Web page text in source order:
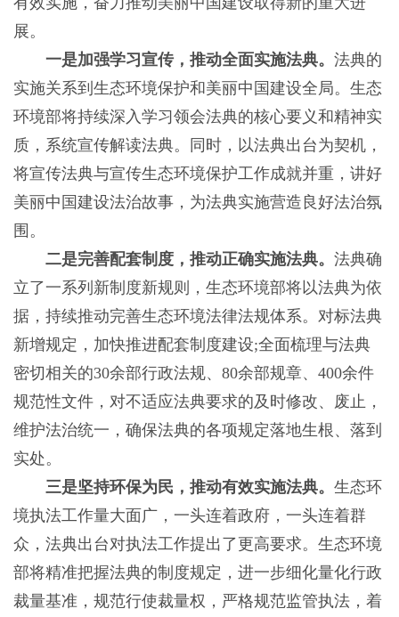
展。
一是加强学习宣传，推动全面实施法典。 法典的
实施关系到生态环境保护和美丽中国建设全局。生态
环境部将持续深入学习领会法典的核心要义和精神实
质，系统宣传解读法典。同时，以法典出台为契机，
将宣传法典与宣传生态环境保护工作成就并重，讲好
美丽中国建设法治故事，为法典实施营造良好法治氛
围。
二是完善配套制度，推动正确实施法典。 法典确
立了一系列新制度新规则，生态环境部将以法典为依
据，持续推动完善生态环境法律法规体系。对标法典
新增规定，加快推进配套制度建设;全面梳理与法典
密切相关的30余部行政法规、80余部规章、400余件
规范性文件，对不适应法典要求的及时修改、废止，
维护法治统一，确保法典的各项规定落地生根、落到
实处。
三是坚持环保为民，推动有效实施法典。 生态环
境执法工作量大面广，一头连着政府，一头连着群
众，法典出台对执法工作提出了更高要求。生态环境
部将精准把握法典的制度规定，进一步细化量化行政
裁量基准，规范行使裁量权，严格规范监管执法，着